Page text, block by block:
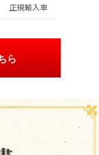
正規輸入車
ら